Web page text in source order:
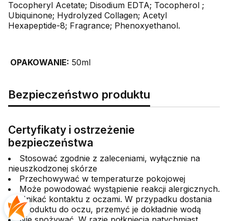
Tocopheryl Acetate; Disodium EDTA; Tocopherol ;
Ubiquinone; Hydrolyzed Collagen; Acetyl
Hexapeptide-8; Fragrance; Phenoxyethanol.
OPAKOWANIE: 50ml
Bezpieczeństwo produktu
Certyfikaty i ostrzeżenie
bezpieczeństwa
Stosować zgodnie z zaleceniami, wyłącznie na
nieuszkodzonej skórze
Przechowywać w temperaturze pokojowej
Może powodować wystąpienie reakcji alergicznych.
Unikać kontaktu z oczami. W przypadku dostania
się produktu do oczu, przemyć je dokładnie wodą